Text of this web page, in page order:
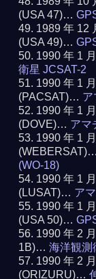
(USA 47)…
1989 年 12
(USA 49)…
1990 年 1
衛星 JCSAT-2
1990 年 1
(PACSAT)… ア
1990 年 1
(DOVE)… アマ
1990 年 1
(WEBERSAT)…
(WO-18)
1990 年 1
(LUSAT)… ア
1990 年 1
(USA 50)…
1990 年 2
1B)…海洋観測
1990 年 2
(ORIZURU)…